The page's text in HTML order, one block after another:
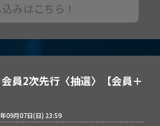
みはこちら！
会員2次先行〈抽選〉【会員＋
09月07日(日) 23:59